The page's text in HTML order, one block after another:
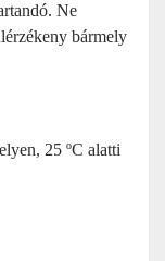
Ne
bármely
25 ºC alatti